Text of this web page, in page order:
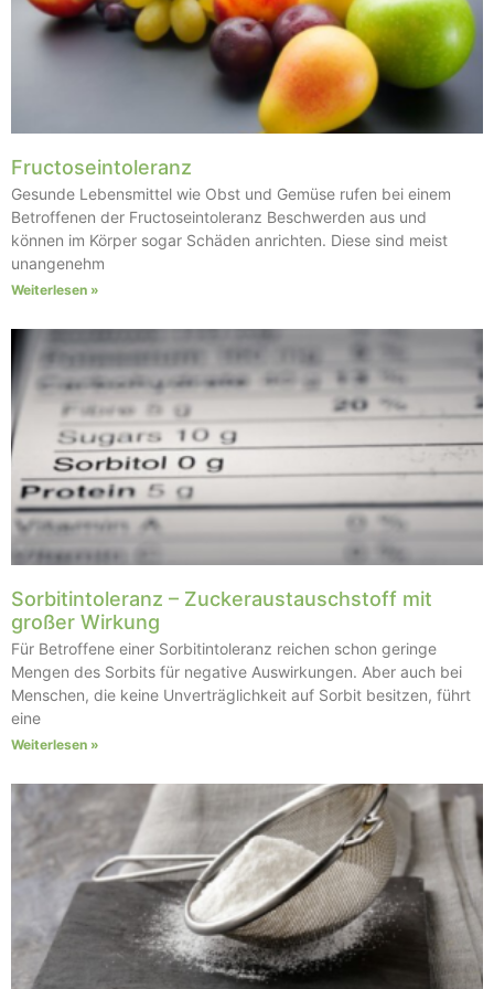
Fructoseintoleranz
Gesunde Lebensmittel wie Obst und Gemüse rufen bei einem
Betroffenen der Fructoseintoleranz Beschwerden aus und
können im Körper sogar Schäden anrichten. Diese sind meist
unangenehm
Weiterlesen »
Sorbitintoleranz – Zuckeraustauschstoff mit
großer Wirkung
Für Betroffene einer Sorbitintoleranz reichen schon geringe
Mengen des Sorbits für negative Auswirkungen. Aber auch bei
Menschen, die keine Unverträglichkeit auf Sorbit besitzen, führt
eine
Weiterlesen »